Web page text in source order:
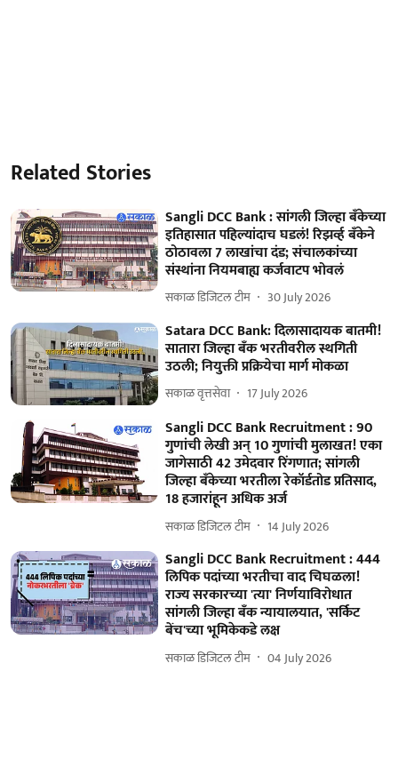
Related Stories
Sangli DCC Bank : सांगली जिल्हा बँकेच्या
इतिहासात पहिल्यांदाच घडलं! रिझर्व्ह बँकेने
ठोठावला 7 लाखांचा दंड; संचालकांच्या
संस्थांना नियमबाह्य कर्जवाटप भोवलं
सकाळ डिजिटल टीम 30 July 2026
Satara DCC Bank: दिलासादायक बातमी!
सातारा जिल्हा बँक भरतीवरील स्थगिती
उठली; नियुक्ती प्रक्रियेचा मार्ग मोकळा
सकाळ वृत्तसेवा 17 July 2026
Sangli DCC Bank Recruitment : 90
गुणांची लेखी अन् 10 गुणांची मुलाखत! एका
जागेसाठी 42 उमेदवार रिंगणात; सांगली
जिल्हा बँकेच्या भरतीला रेकॉर्डतोड प्रतिसाद,
18 हजारांहून अधिक अर्ज
सकाळ डिजिटल टीम 14 July 2026
Sangli DCC Bank Recruitment : 444
लिपिक पदांच्या भरतीचा वाद चिघळला!
राज्य सरकारच्या 'त्या' निर्णयाविरोधात
सांगली जिल्हा बँक न्यायालयात, 'सर्किट
बेंच'च्या भूमिकेकडे लक्ष
सकाळ डिजिटल टीम 04 July 2026